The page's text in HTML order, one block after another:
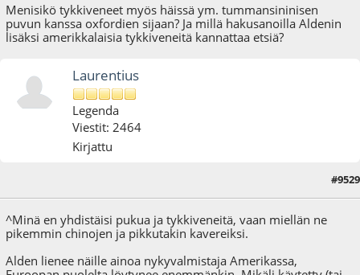
Menisikö tykkiveneet myös häissä ym. tummansininisen
puvun kanssa oxfordien sijaan? Ja millä hakusanoilla Aldenin
lisäksi amerikkalaisia tykkiveneitä kannattaa etsiä?
Laurentius
Legenda
Viestit: 2464
Kirjattu
#9529
^Minä en yhdistäisi pukua ja tykkiveneitä, vaan miellän ne
pikemmin chinojen ja pikkutakin kavereiksi.
Alden lienee näille ainoa nykyvalmistaja Amerikassa,